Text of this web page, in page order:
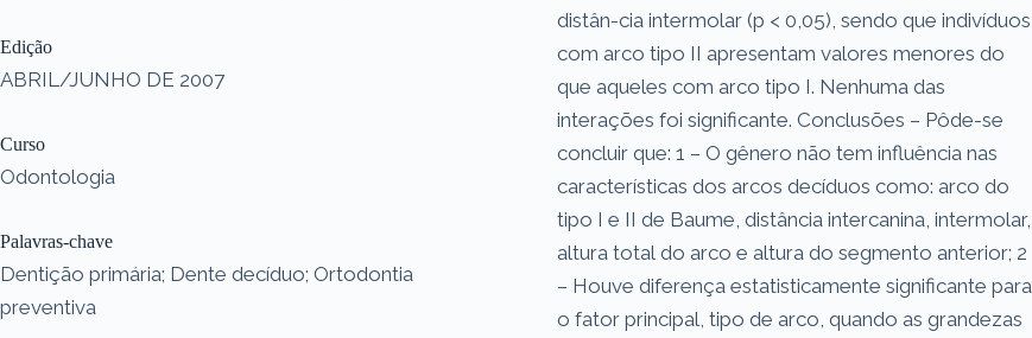
Edição
ABRIL/JUNHO DE 2007
Curso
Odontologia
Palavras-chave
Dentição primária; Dente decíduo; Ortodontia
preventiva
distân-cia intermolar (p < 0,05), sendo que indivíduos
com arco tipo II apresentam valores menores do
que aqueles com arco tipo I. Nenhuma das
interações foi significante. Conclusões – Pôde-se
concluir que: 1 – O gênero não tem influência nas
características dos arcos decíduos como: arco do
tipo I e II de Baume, distância intercanina, intermolar,
altura total do arco e altura do segmento anterior; 2
– Houve diferença estatisticamente significante para
o fator principal, tipo de arco, quando as grandezas